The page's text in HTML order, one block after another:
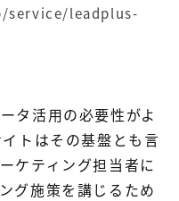
leadplus-
タ活用の必要性がよ
トはその基盤とも言
ケティング担当者に
グ施策を講じるため